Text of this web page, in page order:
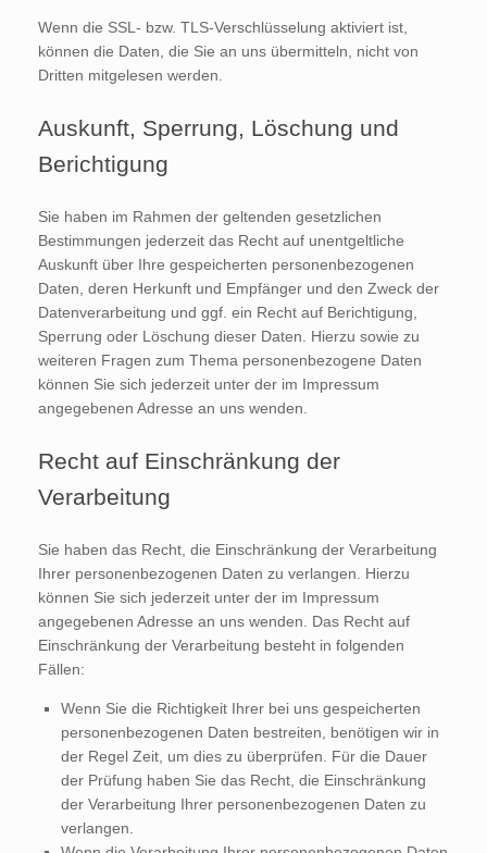
Wenn die SSL- bzw. TLS-Verschlüsselung aktiviert ist,
können die Daten, die Sie an uns übermitteln, nicht von
Dritten mitgelesen werden.
Auskunft, Sperrung, Löschung und
Berichtigung
Sie haben im Rahmen der geltenden gesetzlichen
Bestimmungen jederzeit das Recht auf unentgeltliche
Auskunft über Ihre gespeicherten personenbezogenen
Daten, deren Herkunft und Empfänger und den Zweck der
Datenverarbeitung und ggf. ein Recht auf Berichtigung,
Sperrung oder Löschung dieser Daten. Hierzu sowie zu
weiteren Fragen zum Thema personenbezogene Daten
können Sie sich jederzeit unter der im Impressum
angegebenen Adresse an uns wenden.
Recht auf Einschränkung der
Verarbeitung
Sie haben das Recht, die Einschränkung der Verarbeitung
Ihrer personenbezogenen Daten zu verlangen. Hierzu
können Sie sich jederzeit unter der im Impressum
angegebenen Adresse an uns wenden. Das Recht auf
Einschränkung der Verarbeitung besteht in folgenden
Fällen:
Wenn Sie die Richtigkeit Ihrer bei uns gespeicherten
personenbezogenen Daten bestreiten, benötigen wir in
der Regel Zeit, um dies zu überprüfen. Für die Dauer
der Prüfung haben Sie das Recht, die Einschränkung
der Verarbeitung Ihrer personenbezogenen Daten zu
verlangen.